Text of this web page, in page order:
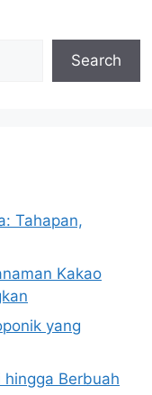
Search
Tahapan,
Kakao
yang
Berbuah